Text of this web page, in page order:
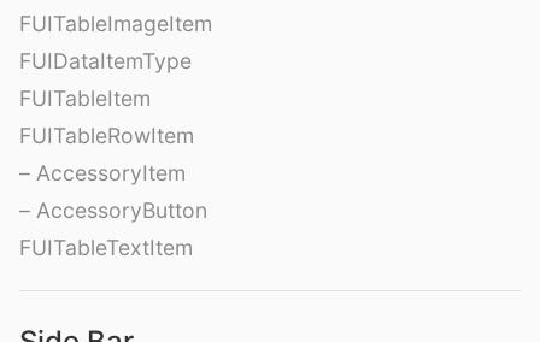
FUITableImageItem
FUIDataItemType
FUITableItem
FUITableRowItem
– AccessoryItem
– AccessoryButton
FUITableTextItem